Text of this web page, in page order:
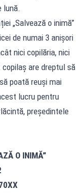
lună.
„Salvează o inimă”
de numai 3 anișori
nici copilăria, nici
are dreptul să
poată reuși mai
lucru pentru
președintele
O INIMĂ”